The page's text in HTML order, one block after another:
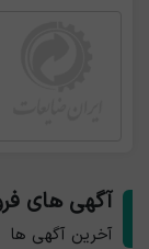
آگهی های
آخرین آگهی ها